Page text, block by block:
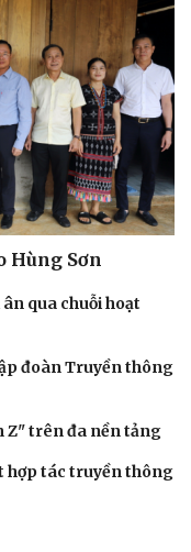
Hùng Sơn
qua chuỗi hoạt
đoàn Truyền thông
Z" trên đa nền tảng
hợp tác truyền thông